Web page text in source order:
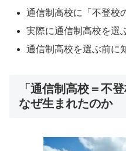
通信制高校に「不登校
実際に通信制高校を選
通信制高校を選ぶ前に
「通信制高校＝不
なぜ生まれたのか